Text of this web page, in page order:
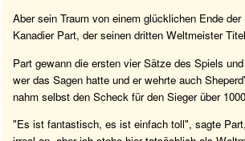
Aber sein Traum von einem glücklichen Ende
Kanadier Part, der seinen dritten Weltmeister
Part gewann die ersten vier Sätze des Spiels
wer das Sagen hatte und er wehrte auch
nahm selbst den Scheck für den Sieger über
"Es ist fantastisch, es ist einfach toll", sagte